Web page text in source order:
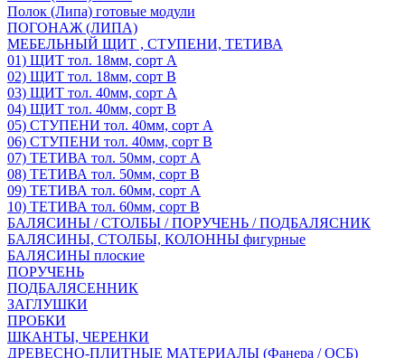
Полок (Липа) готовые модули
ПОГОНАЖ (ЛИПА)
МЕБЕЛЬНЫЙ ЩИТ , СТУПЕНИ, ТЕТИВА
01) ЩИТ тол. 18мм, сорт А
02) ЩИТ тол. 18мм, сорт В
03) ЩИТ тол. 40мм, сорт А
04) ЩИТ тол. 40мм, сорт В
05) СТУПЕНИ тол. 40мм, сорт А
06) СТУПЕНИ тол. 40мм, сорт В
07) ТЕТИВА тол. 50мм, сорт А
08) ТЕТИВА тол. 50мм, сорт В
09) ТЕТИВА тол. 60мм, сорт А
10) ТЕТИВА тол. 60мм, сорт В
БАЛЯСИНЫ / СТОЛБЫ / ПОРУЧЕНЬ / ПОДБАЛЯСНИК
БАЛЯСИНЫ, СТОЛБЫ, КОЛОННЫ фигурные
БАЛЯСИНЫ плоские
ПОРУЧЕНЬ
ПОДБАЛЯСЕННИК
ЗАГЛУШКИ
ПРОБКИ
ШКАНТЫ, ЧЕРЕНКИ
ДРЕВЕСНО-ПЛИТНЫЕ МАТЕРИАЛЫ (Фанера / ОСБ)